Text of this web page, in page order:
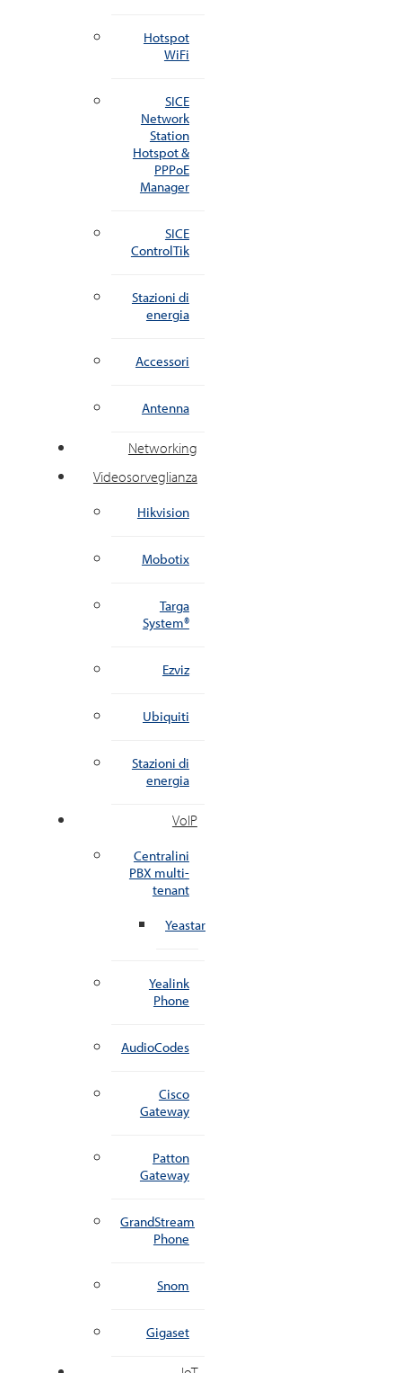
Hotspot
WiFi
SICE
Network
Station
Hotspot &
PPPoE
Manager
SICE
ControlTik
Stazioni di
energia
Accessori
Antenna
Networking
Videosorveglianza
Hikvision
Mobotix
Targa
System®
Ezviz
Ubiquiti
Stazioni di
energia
VoIP
Centralini
PBX multi-
tenant
Yeastar
Yealink
Phone
AudioCodes
Cisco
Gateway
Patton
Gateway
GrandStream
Phone
Snom
Gigaset